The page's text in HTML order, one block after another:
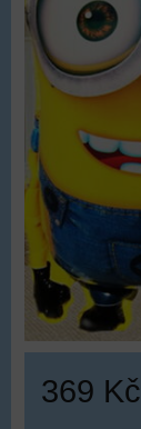
369 Kč